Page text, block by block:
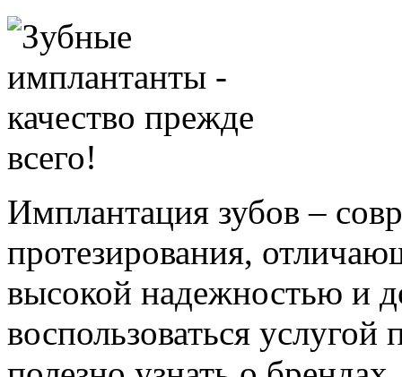
Имплантация зубов –
протезирования,
высокой надежностью и
воспользоваться